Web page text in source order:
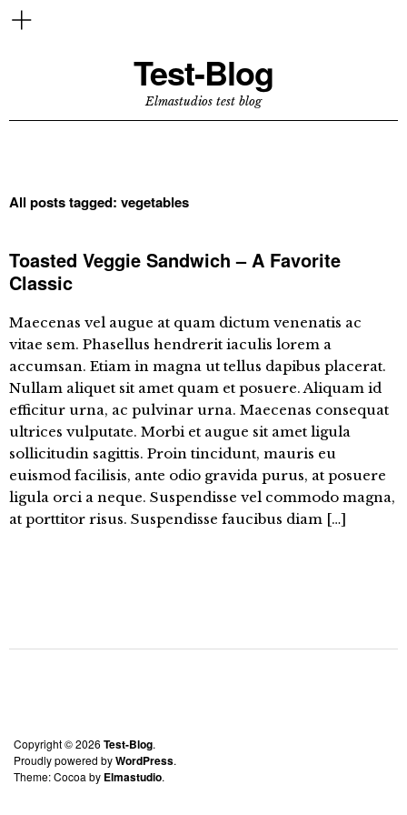
Test-Blog
Elmastudios test blog
All posts tagged: vegetables
Toasted Veggie Sandwich – A Favorite
Classic
Maecenas vel augue at quam dictum venenatis ac
vitae sem. Phasellus hendrerit iaculis lorem a
accumsan. Etiam in magna ut tellus dapibus placerat.
Nullam aliquet sit amet quam et posuere. Aliquam id
efficitur urna, ac pulvinar urna. Maecenas consequat
ultrices vulputate. Morbi et augue sit amet ligula
sollicitudin sagittis. Proin tincidunt, mauris eu
euismod facilisis, ante odio gravida purus, at posuere
ligula orci a neque. Suspendisse vel commodo magna,
at porttitor risus. Suspendisse faucibus diam […]
Copyright © 2026 Test-Blog
Proudly powered byWordPress
Theme: Cocoa by Elmastudio